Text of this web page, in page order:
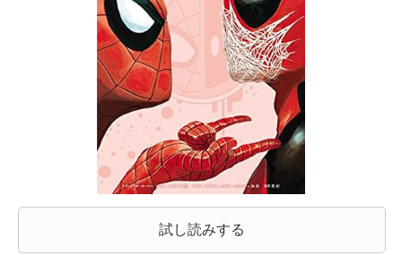
試し読みする